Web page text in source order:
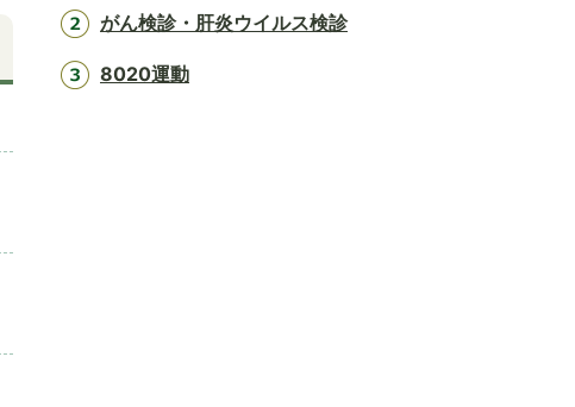
がん検診・肝炎ウイルス検診
8020運動